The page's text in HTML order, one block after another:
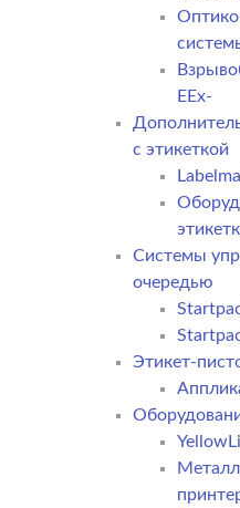
EEx-
с этикеткой
Системы
очередью
Этикет-